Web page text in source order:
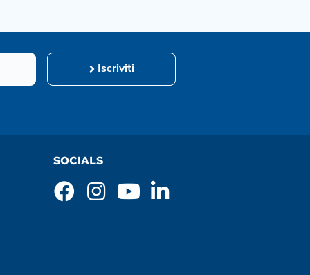
Iscriviti
SOCIALS